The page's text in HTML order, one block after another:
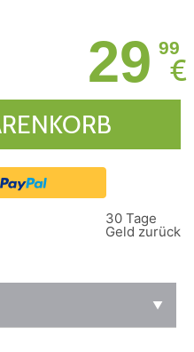
29 99
€
30 Tage
Geld zurück